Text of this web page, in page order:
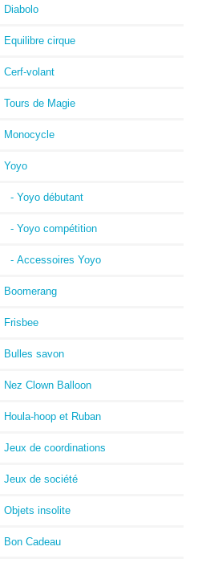
Diabolo
Equilibre cirque
Cerf-volant
Tours de Magie
Monocycle
Yoyo
- Yoyo débutant
- Yoyo compétition
- Accessoires Yoyo
Boomerang
Frisbee
Bulles savon
Nez Clown Balloon
Houla-hoop et Ruban
Jeux de coordinations
Jeux de société
Objets insolite
Bon Cadeau